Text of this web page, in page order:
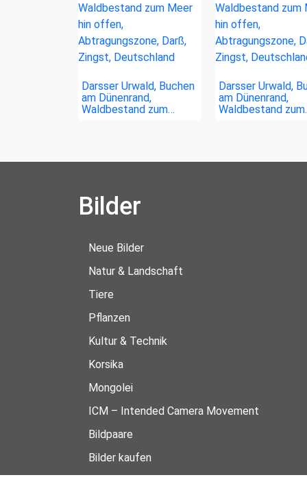
Darsser Urwald, Buchen
am Dünenrand,
Waldbestand zum…
Darsser Urwald,
am Dünenrand,
Waldbestand
Bilder
Neue Bilder
Natur & Landschaft
Tiere
Pflanzen
Kultur & Technik
Korsika
Mongolei
ICM – Intended Camera Movement
Bildpaare
Bilder kaufen